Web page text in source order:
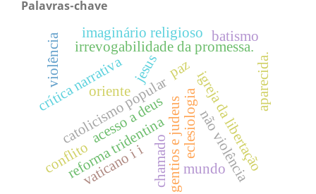
Palavras-chave
acesso a deus
jesus
gentios e judeus
irrevogabilidade da promessa.
catolicismo popular
reforma tridentina igreja da libertação
oriente eclesiologia
crítica narrativa
imaginário religioso
chamado
vaticano i i
aparecida.
violência
não violência
conflito
paz
mundo
batismo